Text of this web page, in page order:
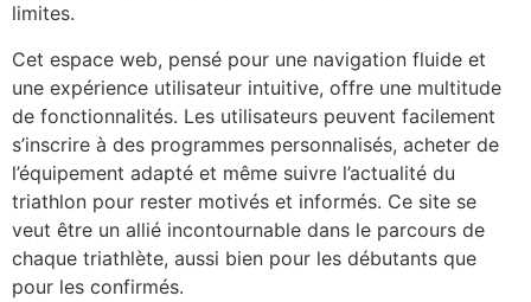
limites.
Cet espace web, pensé pour une navigation fluide et
une expérience utilisateur intuitive, offre une multitude
de fonctionnalités. Les utilisateurs peuvent facilement
s’inscrire à des programmes personnalisés, acheter de
l’équipement adapté et même suivre l’actualité du
triathlon pour rester motivés et informés. Ce site se
veut être un allié incontournable dans le parcours de
chaque triathlète, aussi bien pour les débutants que
pour les confirmés.